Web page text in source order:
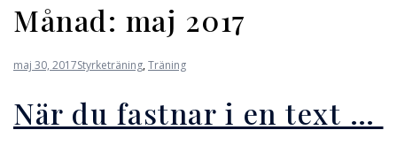
Månad: maj 2017
maj 30, 2017Styrketräning,Träning
När du fastnar i en text …